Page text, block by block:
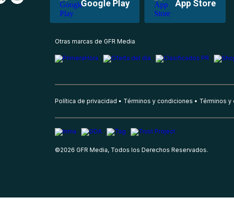
Google Play App Store
Otras marcas de GFR Media
Política de privacidad Términos y condiciones Términos
©2026 GFR Media, Todos los Derechos Reservados.